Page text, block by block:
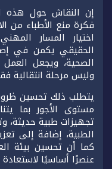
إن النقاش حول هذه
فكرة منع الأطباء من
اختيار المسار
الحقيقي يكمن في
الصحية، ويجعل
وليس مرحلة انتقالية
يتطلب ذلك تحسين
مستوى الأجور بما
تجهيزات طبية حديثة،
الطبية، إضافة إلى
كما أن تحسين بيئة
عنصرًا أساسيًا